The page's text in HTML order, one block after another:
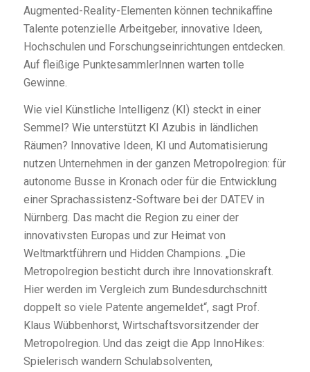
Augmented-Reality-Elementen können technikaffine
Talente potenzielle Arbeitgeber, innovative Ideen,
Hochschulen und Forschungseinrichtungen entdecken.
Auf fleißige PunktesammlerInnen warten tolle
Gewinne.
Wie viel Künstliche Intelligenz (KI) steckt in einer
Semmel? Wie unterstützt KI Azubis in ländlichen
Räumen? Innovative Ideen, KI und Automatisierung
nutzen Unternehmen in der ganzen Metropolregion: für
autonome Busse in Kronach oder für die Entwicklung
einer Sprachassistenz-Software bei der DATEV in
Nürnberg. Das macht die Region zu einer der
innovativsten Europas und zur Heimat von
Weltmarktführern und Hidden Champions. „Die
Metropolregion besticht durch ihre Innovationskraft.
Hier werden im Vergleich zum Bundesdurchschnitt
doppelt so viele Patente angemeldet“, sagt Prof.
Klaus Wübbenhorst, Wirtschaftsvorsitzender der
Metropolregion. Und das zeigt die App InnoHikes:
Spielerisch wandern Schulabsolventen,